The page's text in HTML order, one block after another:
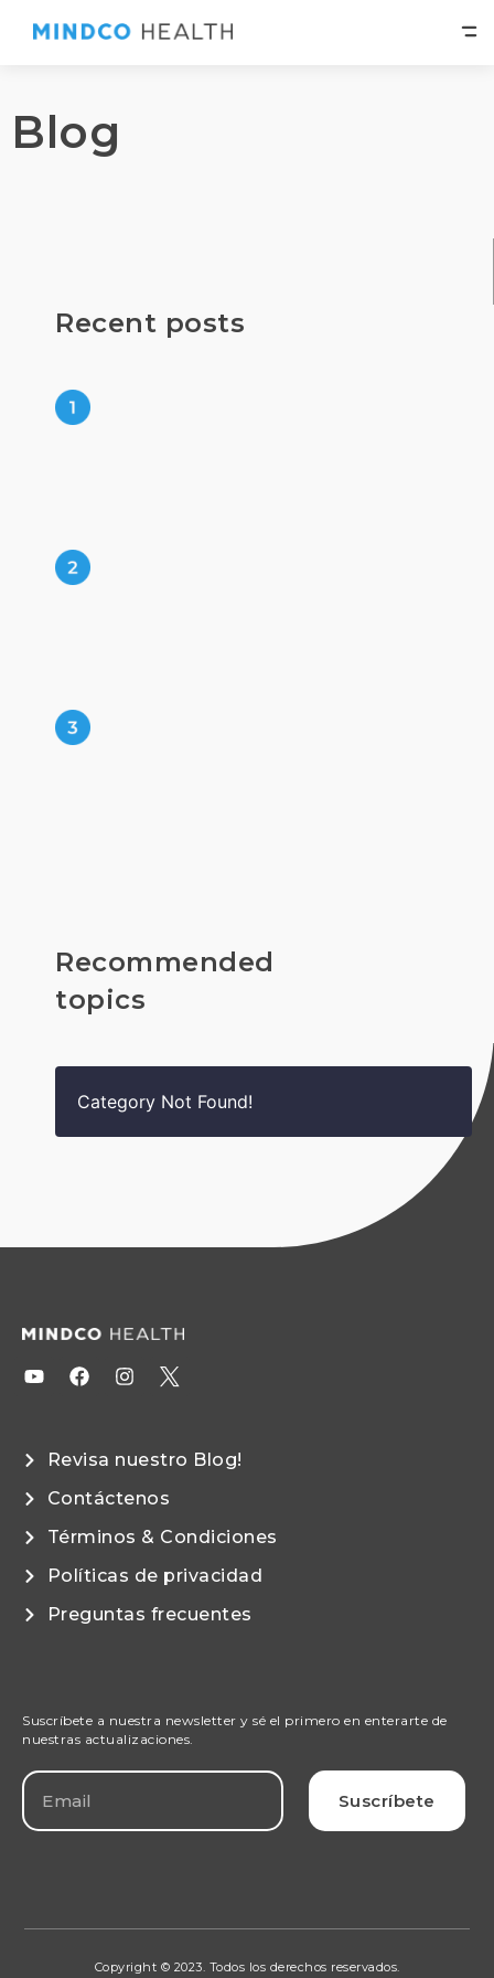
Blog
Recent posts
Recommended
topics
Category Not Found!
Revisa nuestro Blog!
Contáctenos
Términos & Condiciones
Políticas de privacidad
Preguntas frecuentes
Suscríbete a nuestra newsletter y sé el primero en enterarte de
nuestras actualizaciones.
Suscríbete
Copyright © 2023. Todos los derechos reservados.